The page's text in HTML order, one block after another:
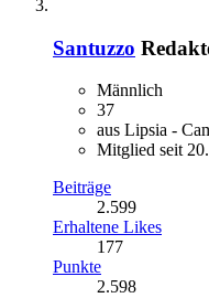
Santuzzo
Männlich
37
aus Lipsia -
Mitglied seit
Beiträge
2.599
Erhaltene Likes
177
Punkte
2.598